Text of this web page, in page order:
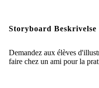
Storyboard Beskrivelse
Demandez aux élèves
faire chez un ami pour la